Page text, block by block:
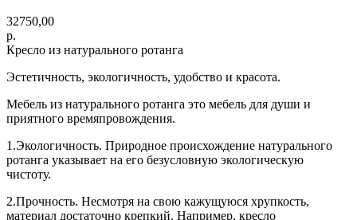
32750,00
р.
Кресло из натурального ротанга
Эстетичность, экологичность, удобство и красота.
Мебель из натурального ротанга это мебель для души и
приятного времяпровождения.
1.Экологичность. Природное происхождение натурального
ротанга указывает на его безусловную экологическую
чистоту.
2.Прочность. Несмотря на свою кажущуюся хрупкость,
материал достаточно крепкий. Например, кресло